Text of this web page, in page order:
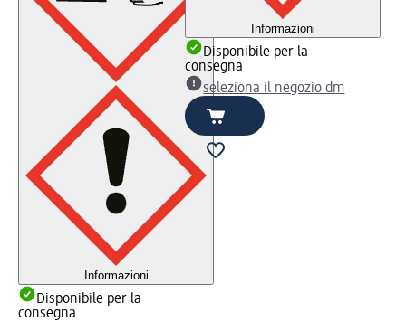
Informazioni
Disponibile per la
consegna
Informazioni
Disponibile per la
consegna
seleziona il negozio dm